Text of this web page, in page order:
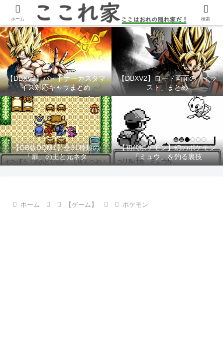
YouTubeチャンネル「ここれ家」
【DBXV2】パートナーカスタマ
イズ対応キャラまとめ
【DBXV2】ロード画面の「イラ
スト」まとめ
【GB版DQM1】全31種類の
「扉」の主と元ネタ
【初代ポケモン】幻のポケモン
「ミュウ」を釣る裏技
ホーム 【ゲーム】 ポケモン
ホーム 検索